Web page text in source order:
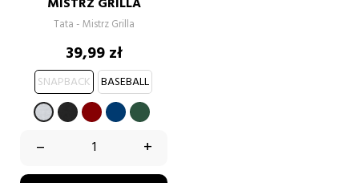
MISTRZ GRILLA
Tata - Mistrz Grilla
Cena
39,99 zł
SNAPBACK
BASEBALL
SZARYCZARNYBORDOWYGRANATOWY
BUTELKOWA
– +